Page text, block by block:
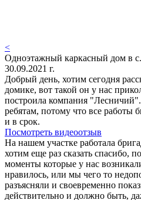
<
Одноэтажный каркасный дом в
30.09.2021 г.
Добрый день, хотим сегодня
домике, вот такой он у нас
построила компания
ребятам, потому что все работы
и в срок.
Посмотреть видеоотзыв
На нашем участке работала
хотим еще раз сказать спасибо,
моменты которые у нас
нравилось, или мы чего то
разъясняли и своевременно
действительно и должно быть,